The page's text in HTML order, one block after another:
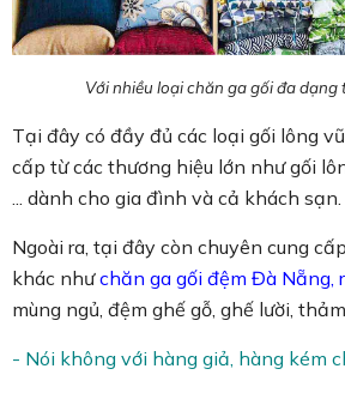
Với nhiều loại chăn ga gối đa dạng
Tại đây có đầy đủ các loại gối lông
cấp từ các thương hiệu lớn như gối
... dành cho gia đình và cả khách sạn.
Ngoài ra, tại đây còn chuyên cung
khác nhưchăn ga gối đệm Đà Nẵng
mùng ngủ, đệm ghế gỗ, ghế lười,
- Nói không với hàng giả, hàng kém